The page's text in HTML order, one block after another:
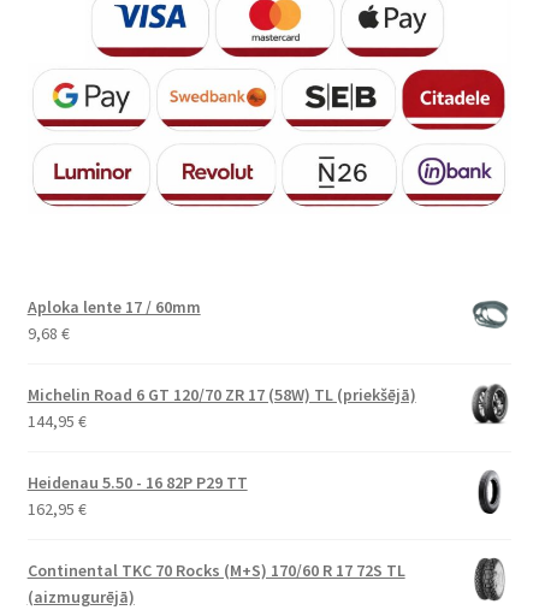
Aploka lente 17 / 60mm
9,68 €
Michelin Road 6 GT 120/70 ZR 17 (58W) TL (priekšējā)
144,95 €
Heidenau 5.50 - 16 82P P29 TT
162,95 €
Continental TKC 70 Rocks (M+S) 170/60 R 17 72S TL
(aizmugurējā)